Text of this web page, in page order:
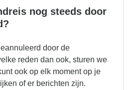
nog steeds door
door de
reden dan ook, sturen we
ook op elk moment op je
of er berichten zijn.